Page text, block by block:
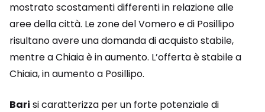
mostrato scostamenti differenti in relazione alle
aree della città. Le zone del Vomero e di Posillipo
risultano avere una domanda di acquisto stabile,
mentre a Chiaia è in aumento. L’offerta è stabile a
Chiaia, in aumento a Posillipo.
Bari si caratterizza per un forte potenziale di